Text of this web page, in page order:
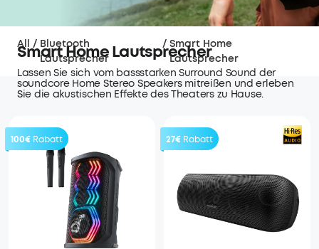
Smart Home Lautsprecher
Lassen Sie sich vom bassstarken Surround Sound der
soundcore Home Stereo Speakers mitreißen und erleben
Sie die akustischen Effekte des Theaters zu Hause.
All / Bluetooth
Lautsprecher
/ Smart Home
Lautsprecher
100€ Rabatt 27€ Rabatt